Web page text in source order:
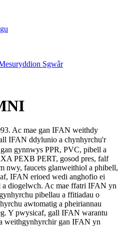
Sgwâr
Ac mae gan IFAN weithdy
IFAN ddylunio a chynhyrchu'r
gynnwys PPR, PVC, pibell a
PEXB PERT, gosod pres, falf
nwy, faucets glanweithiol a phibell,
IFAN erioed wedi anghofio ei
a diogelwch. Ac mae ffatri IFAN yn
pibellau a ffitiadau o
awtomatig a pheiriannau
Y pwysicaf, gall IFAN warantu
weithgynhyrchir gan IFAN yn